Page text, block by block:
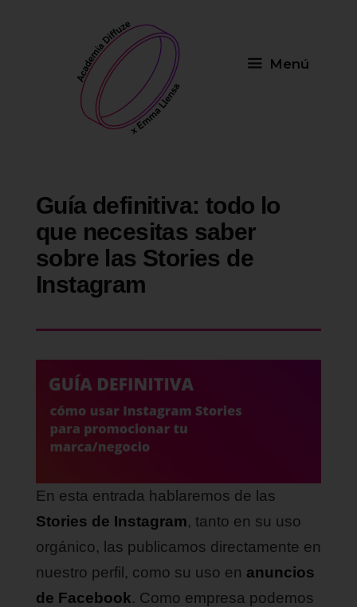
Menú
Guía definitiva: todo lo
que necesitas saber
sobre las Stories de
Instagram
En esta entrada hablaremos de las
Stories de Instagram, tanto en su uso
orgánico, las publicamos directamente en
nuestro perfil, como su uso en anuncios
de Facebook. Como empresa podemos